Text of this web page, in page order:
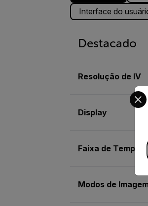
Interface do
Destacado
Resolução de IV
Display
Faixa de
Modos de